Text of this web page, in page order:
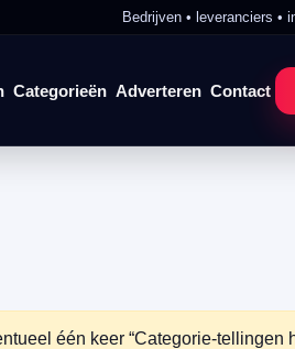
Bedrijven • leveranciers •
Categorieën Adverteren Contact
één keer “Categorie-tellingen